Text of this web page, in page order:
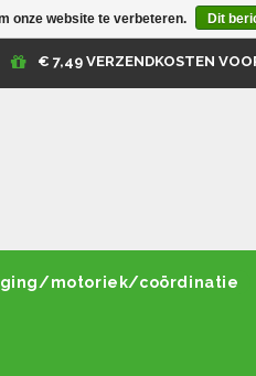
€ 7,49 VERZENDKOSTEN
motoriek/coördinatie
onze website te verbeteren. Dit